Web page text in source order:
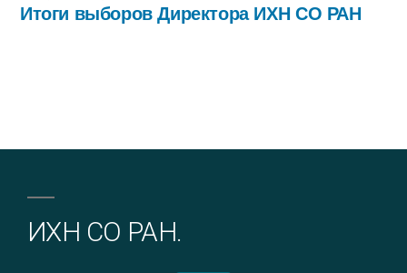
Итоги выборов Директора ИХН СО РАН
ИХН СО РАН.